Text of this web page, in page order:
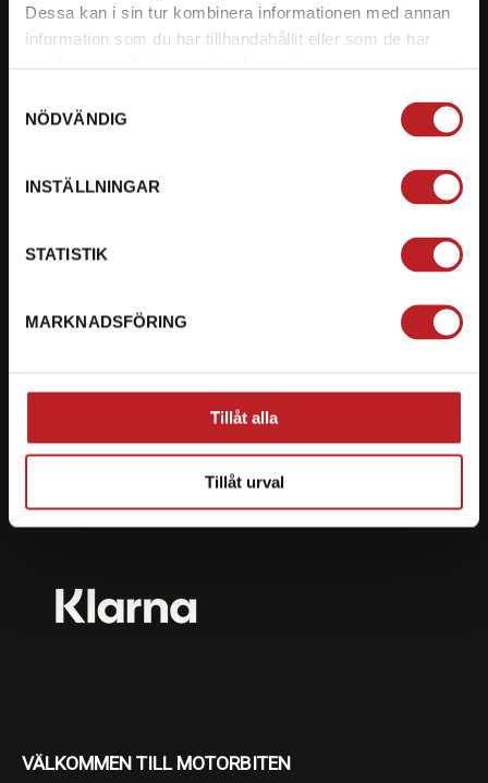
Dessa kan i sin tur kombinera informationen med annan
information som du har tillhandahållit eller som de har
NÖDVÄNDIG
INSTÄLLNINGAR
STATISTIK
MARKNADSFÖRING
Tillåt alla
Tillåt urval
Org. nummer: 5566689278
Ryckepungsvägen 3, 79177 Falun
Vi erbjuder flera olika betalsätt. Dina köp är alltid
skyddade med krypteringsteknik.
VÄLKOMMEN TILL MOTORBITEN